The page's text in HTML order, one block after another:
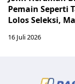
Pemain Seperti
Lolos Seleksi,
16 Juli 2026